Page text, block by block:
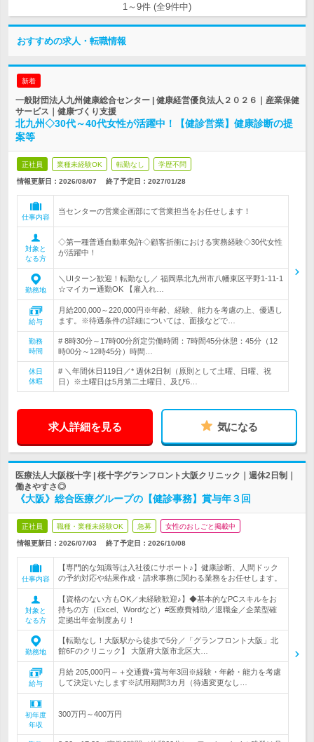
1～9件 (全9件中)
おすすめの求人・転職情報
新着
一般財団法人九州健康総合センター | 健康経営優良法人２０２６｜産業保健
サービス｜健康づくり支援
北九州◇30代～40代女性が活躍中！【健診営業】健康診断の提
案等
正社員 業種未経験OK 転勤なし 学歴不問
情報更新日：2026/08/07 終了予定日： 2027/01/28
仕事内容
当センターの営業企画部にて営業担当をお任せします！
対象と
なる方
◇第一種普通自動車免許◇顧客折衝における実務経験◇30代女性
が活躍中！
勤務地
＼UIターン歓迎！転勤なし／ 福岡県北九州市八幡東区平野1-11-1
☆マイカー通勤OK 【雇入れ…
給与
月給200,000～220,000円※年齢、経験、能力を考慮の上、優遇し
ます。※待遇条件の詳細については、面接などで…
勤務
時間
# 8時30分～17時00分所定労働時間：7時間45分休憩：45分（12
時00分～12時45分）時間…
休日
休暇
# ＼年間休日119日／* 週休2日制（原則として土曜、日曜、祝
日）※土曜日は5月第二土曜日、及び6…
求人詳細を見る 気になる
医療法人大阪桜十字 | 桜十字グランフロント大阪クリニック｜週休2日制｜
働きやすさ◎
《大阪》総合医療グループの【健診事務】賞与年３回
正社員 職種・業種未経験OK 急募 女性のおしごと掲載中
情報更新日：2026/07/03 終了予定日： 2026/10/08
仕事内容
【専門的な知識等は入社後にサポート♪】健康診断、人間ドック
の予約対応や結果作成・請求事務に関わる業務をお任せします。
対象と
なる方
【資格のない方もOK／未経験歓迎♪】◆基本的なPCスキルをお
持ちの方（Excel、Wordなど）#医療費補助／退職金／企業型確
定拠出年金制度あり！
勤務地
【転勤なし！大阪駅から徒歩で5分／「グランフロント大阪」北
館6Fのクリニック】 大阪府大阪市北区大…
給与
月給 205,000円～＋交通費+賞与年3回※経験・年齢・能力を考慮
して決定いたします※試用期間3カ月（待遇変更なし…
初年度
年収
300万円～400万円